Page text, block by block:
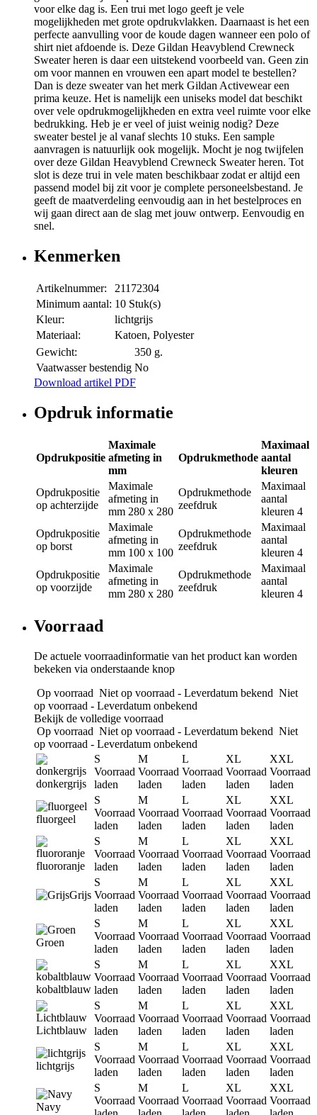
voor elke dag is. Een trui met logo geeft je vele
mogelijkheden met grote opdrukvlakken. Daarnaast is het een
perfecte aanvulling voor de koude dagen wanneer een polo of
shirt niet afdoende is. Deze Gildan Heavyblend Crewneck
Sweater heren is daar een uitstekend voorbeeld van. Geen zin
om voor mannen en vrouwen een apart model te bestellen?
Dan is deze sweater van het merk Gildan Activewear een
prima keuze. Het is namelijk een uniseks model dat beschikt
over vele opdrukmogelijkheden en extra veel ruimte voor elke
bedrukking. Heb je er veel of juist weinig nodig? Deze
sweater bestel je al vanaf slechts 10 stuks. Een sample
aanvragen is natuurlijk ook mogelijk. Mocht je nog twijfelen
over deze Gildan Heavyblend Crewneck Sweater heren. Tot
slot is deze trui in vele maten beschikbaar zodat er altijd een
passend model bij zit voor je complete personeelsbestand. Je
geeft de maatverdeling eenvoudig aan in het bestelproces en
wij gaan direct aan de slag met jouw ontwerp. Eenvoudig en
snel.
Kenmerken
Artikelnummer:
21172304
Minimum aantal: 10 Stuk(s)
Kleur:
lichtgrijs
Materiaal:
Katoen, Polyester
Gewicht:
350 g.
Vaatwasser bestendig No
Download artikel PDF
Opdruk informatie
Opdrukpositie
Maximale
afmeting in
mm
Opdrukmethode
Maximaal
aantal
kleuren
Opdrukpositie
op achterzijde
Maximale
afmeting in
mm 280 x 280
Opdrukmethode
zeefdruk
Maximaal
aantal
kleuren 4
Opdrukpositie
op borst
Maximale
afmeting in
mm 100 x 100
Opdrukmethode
zeefdruk
Maximaal
aantal
kleuren 4
Opdrukpositie
op voorzijde
Maximale
afmeting in
mm 280 x 280
Opdrukmethode
zeefdruk
Maximaal
aantal
kleuren 4
Voorraad
De actuele voorraadinformatie van het product kan worden
bekeken via onderstaande knop
Op voorraad Niet op voorraad - Leverdatum bekend Niet
op voorraad - Leverdatum onbekend
Bekijk de volledige voorraad
Op voorraad Niet op voorraad - Leverdatum bekend Niet
op voorraad - Leverdatum onbekend
donkergrijs
S
Voorraad
laden
M
Voorraad
laden
L
Voorraad
laden
XL
Voorraad
laden
XXL
Voorraad
laden
fluorgeel
S
Voorraad
laden
M
Voorraad
laden
L
Voorraad
laden
XL
Voorraad
laden
XXL
Voorraad
laden
fluororanje
S
Voorraad
laden
M
Voorraad
laden
L
Voorraad
laden
XL
Voorraad
laden
XXL
Voorraad
laden
Grijs
S
Voorraad
laden
M
Voorraad
laden
L
Voorraad
laden
XL
Voorraad
laden
XXL
Voorraad
laden
Groen
S
Voorraad
laden
M
Voorraad
laden
L
Voorraad
laden
XL
Voorraad
laden
XXL
Voorraad
laden
kobaltblauw
S
Voorraad
laden
M
Voorraad
laden
L
Voorraad
laden
XL
Voorraad
laden
XXL
Voorraad
laden
Lichtblauw
S
Voorraad
laden
M
Voorraad
laden
L
Voorraad
laden
XL
Voorraad
laden
XXL
Voorraad
laden
lichtgrijs
S
Voorraad
laden
M
Voorraad
laden
L
Voorraad
laden
XL
Voorraad
laden
XXL
Voorraad
laden
Navy
S
Voorraad
M
Voorraad
L
Voorraad
XL
Voorraad
XXL
Voorraad